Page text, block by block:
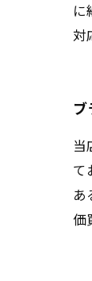
に
対
ブ
当
て
あ
価